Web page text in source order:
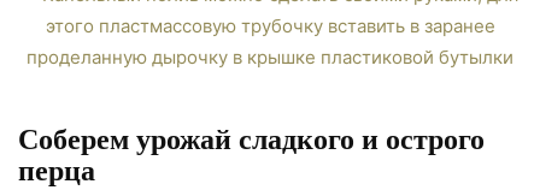
Соберем урожай сладкого и острого
перца